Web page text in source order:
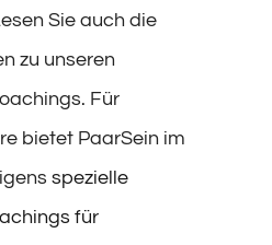
Sie auch die
zu unseren
Für
bietet PaarSein im
spezielle
für